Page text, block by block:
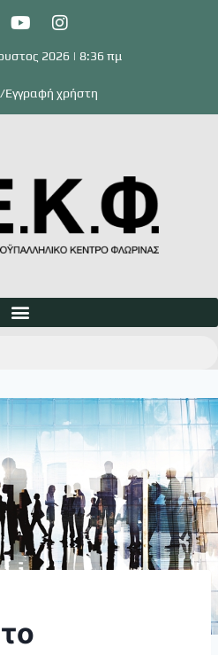
2026 | 8:36 πμ
Εγγραφή χρήστη